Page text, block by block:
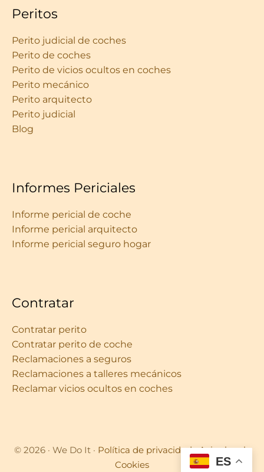
Peritos
Perito judicial de coches
Perito de coches
Perito de vicios ocultos en coches
Perito mecánico
Perito arquitecto
Perito judicial
Blog
Informes Periciales
Informe pericial de coche
Informe pericial arquitecto
Informe pericial seguro hogar
Contratar
Contratar perito
Contratar perito de coche
Reclamaciones a seguros
Reclamaciones a talleres mecánicos
Reclamar vicios ocultos en coches
© 2026 · We Do It · Política de privacidad·Aviso legal·
Cookies
ES